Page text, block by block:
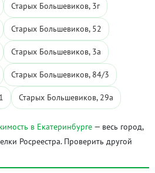
Старых Большевиков, 3г
Старых Большевиков, 52
Старых Большевиков, 3а
Старых Большевиков, 84/3
Старых Большевиков, 29а
в Екатеринбурге — весь город,
Росреестра. Проверить другой